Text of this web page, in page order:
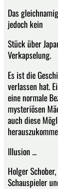
Das
jedoch kein
Stück über
Verkapselung.
Es ist die
verlassen hat.
eine normale
mysteriösen
auch diese
Illusion ...
Holger
Schauspieler